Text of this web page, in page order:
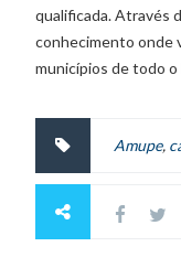
qualificada. Através
conhecimento onde
municípios de todo o
Amupe,